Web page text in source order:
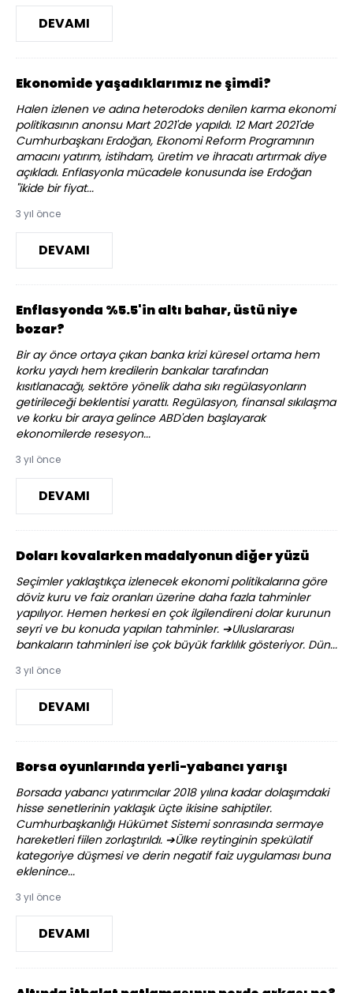
DEVAMI
Ekonomide yaşadıklarımız ne şimdi?
Halen izlenen ve adına heterodoks denilen karma ekonomi
politikasının anonsu Mart 2021'de yapıldı. 12 Mart 2021'de
Cumhurbaşkanı Erdoğan, Ekonomi Reform Programının
amacını yatırım, istihdam, üretim ve ihracatı artırmak diye
açıkladı. Enflasyonla mücadele konusunda ise Erdoğan
"ikide bir fiyat...
3 yıl önce
DEVAMI
Enflasyonda %5.5'in altı bahar, üstü niye
bozar?
Bir ay önce ortaya çıkan banka krizi küresel ortama hem
korku yaydı hem kredilerin bankalar tarafından
kısıtlanacağı, sektöre yönelik daha sıkı regülasyonların
getirileceği beklentisi yarattı. Regülasyon, finansal sıkılaşma
ve korku bir araya gelince ABD'den başlayarak
ekonomilerde resesyon...
3 yıl önce
DEVAMI
Doları kovalarken madalyonun diğer yüzü
Seçimler yaklaştıkça izlenecek ekonomi politikalarına göre
döviz kuru ve faiz oranları üzerine daha fazla tahminler
yapılıyor. Hemen herkesi en çok ilgilendireni dolar kurunun
seyri ve bu konuda yapılan tahminler. ➔Uluslararası
bankaların tahminleri ise çok büyük farklılık gösteriyor. Dün...
3 yıl önce
DEVAMI
Borsa oyunlarında yerli-yabancı yarışı
Borsada yabancı yatırımcılar 2018 yılına kadar dolaşımdaki
hisse senetlerinin yaklaşık üçte ikisine sahiptiler.
Cumhurbaşkanlığı Hükümet Sistemi sonrasında sermaye
hareketleri fiilen zorlaştırıldı. ➔Ülke reytinginin spekülatif
kategoriye düşmesi ve derin negatif faiz uygulaması buna
eklenince...
3 yıl önce
DEVAMI